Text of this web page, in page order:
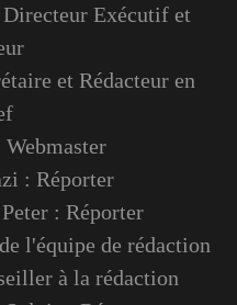
Exécutif et
et Rédacteur en
: Réporter
: Réporter
l'équipe de rédaction
à la rédaction